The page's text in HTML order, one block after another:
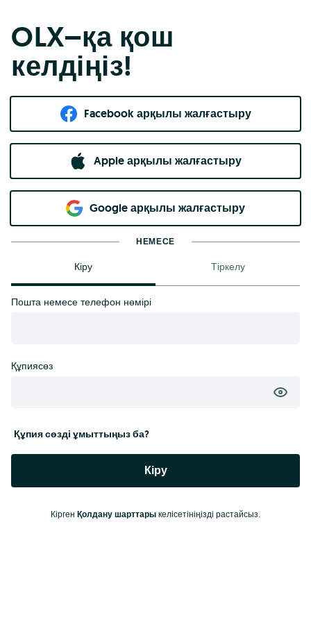
OLX–қа қош
келдіңіз!
Facebook арқылы жалғастыру
Apple арқылы жалғастыру
Google арқылы жалғастыру
НЕМЕСЕ
Кіру Тіркелу
Пошта немесе телефон нөмірі
Құпиясөз
Құпия сөзді ұмыттыңыз ба?
Кіру
Кірген Қолдану шарттары келісетініңізді растайсыз.